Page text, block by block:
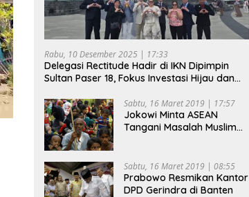
Rabu, 10 Desember 2025 | 17:33
Delegasi Rectitude Hadir di IKN Dipimpin
Sultan Paser 18, Fokus Investasi Hijau dan
Sabtu, 16 Maret 2019 | 17:57
Jokowi Minta ASEAN
Tangani Masalah Muslim
Sabtu, 16 Maret 2019 | 08:55
Prabowo Resmikan Kantor
DPD Gerindra di Banten